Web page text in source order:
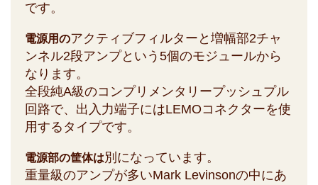
です。
電源用のアクティブフィルターと増幅部2チャ
ンネル2段アンプという5個のモジュールから
なります。
全段純A級のコンプリメンタリープッシュプル
回路で、出入力端子にはLEMOコネクターを使
用するタイプです。
電源部の筐体は別になっています。
重量級のアンプが多いMark Levinsonの中にあ